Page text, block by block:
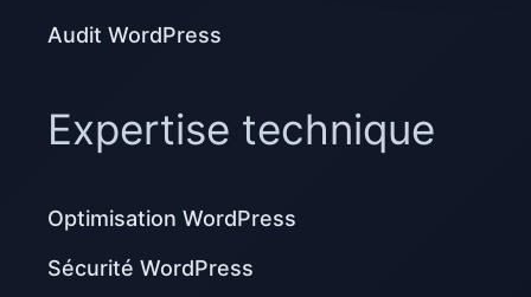
Audit WordPress
Expertise technique
Optimisation WordPress
Sécurité WordPress